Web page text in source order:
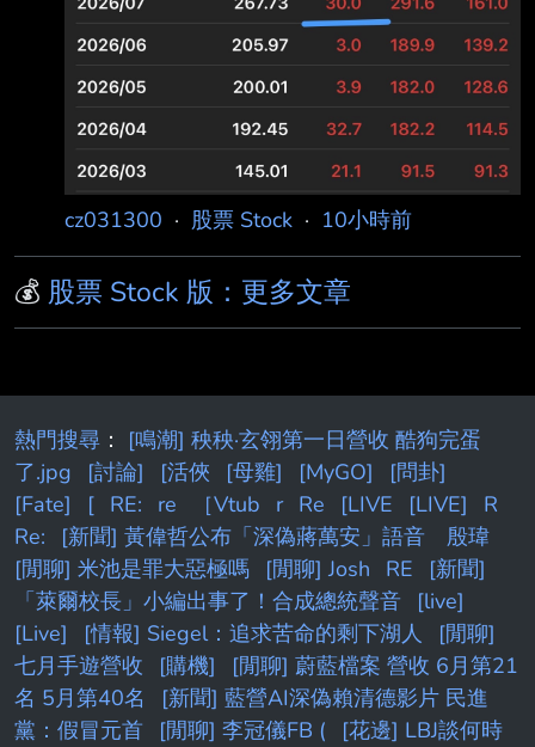
cz031300 · 股票 Stock · 10小時前
💰 股票 Stock 版：更多文章
熱門搜尋 ： [鳴潮] 秧秧·玄翎第一日營收 酷狗完蛋
了.jpg
[討論] [活俠 [母雞] [MyGO]
[問卦]
[Fate]
[ RE: re ［Vtub r Re [LIVE [LIVE]
R
Re:
[新聞] 黃偉哲公布「深偽蔣萬安」語音 殷瑋
[閒聊] 米池是罪大惡極嗎
[閒聊] Josh RE
[新聞]
「萊爾校長」小編出事了！合成總統聲音
[live]
[Live]
[情報] Siegel：追求苦命的剩下湖人
[閒聊]
七月手遊營收
[購機]
[閒聊] 蔚藍檔案 營收 6月第21
名 5月第40名
[新聞] 藍營AI深偽賴清德影片 民進
黨：假冒元首
[閒聊] 李冠儀FB ( [花邊] LBJ談何時